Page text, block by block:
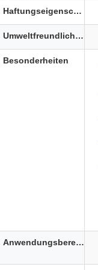
Haftungseigenschaften
Umweltfreundlichkeit
Besonderheiten
Anwendungsbereich